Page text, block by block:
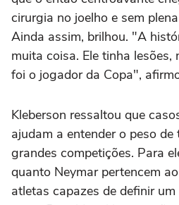
cirurgia no joelho e sem
Ainda assim, brilhou. "A
muita coisa. Ele tinha lesões,
foi o jogador da Copa",
Kleberson ressaltou que
ajudam a entender o peso
grandes competições. Para
quanto Neymar pertencem
atletas capazes de definir